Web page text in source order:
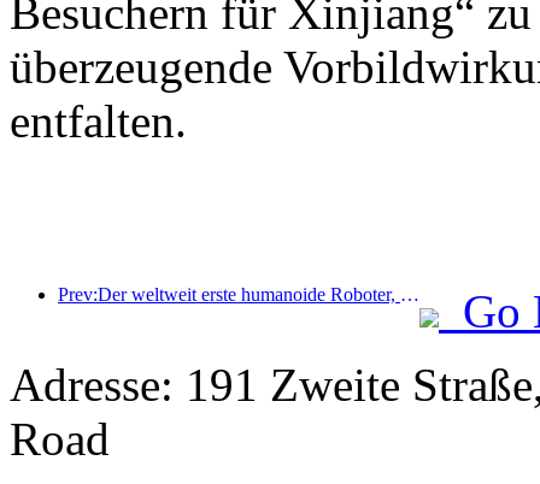
Besuchern für Xinjiang“
überzeugende
entfalten.
Prev:Der weltweit erste humanoide Roboter, der auf szenarienübergreifende Gastronomiedienstleistungen spezialisiert ist, wurde enthüllt.
Go
Adresse: 191 Zweite
Road